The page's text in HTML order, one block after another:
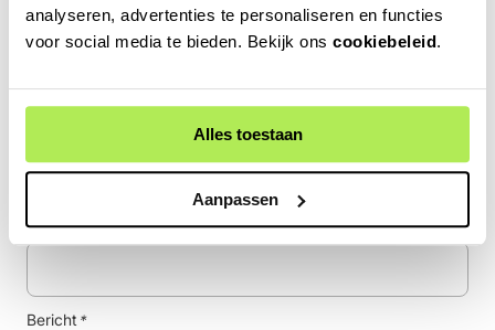
analyseren, advertenties te personaliseren en functies
voor social media te bieden. Bekijk ons cookiebeleid.
Alles toestaan
Aanpassen
Huisnummer *
Woonplaats*
Bericht *